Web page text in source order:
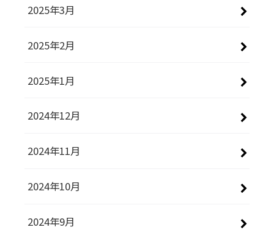
2025年3月
2025年2月
2025年1月
2024年12月
2024年11月
2024年10月
2024年9月